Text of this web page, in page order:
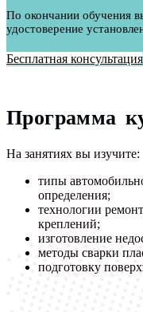
По окончании обучения
удостоверение
Бесплатная консультация
Программа
На занятиях вы изучите:
типы
определения;
технологии
креплений;
изготовление
методы сварки
подготовку